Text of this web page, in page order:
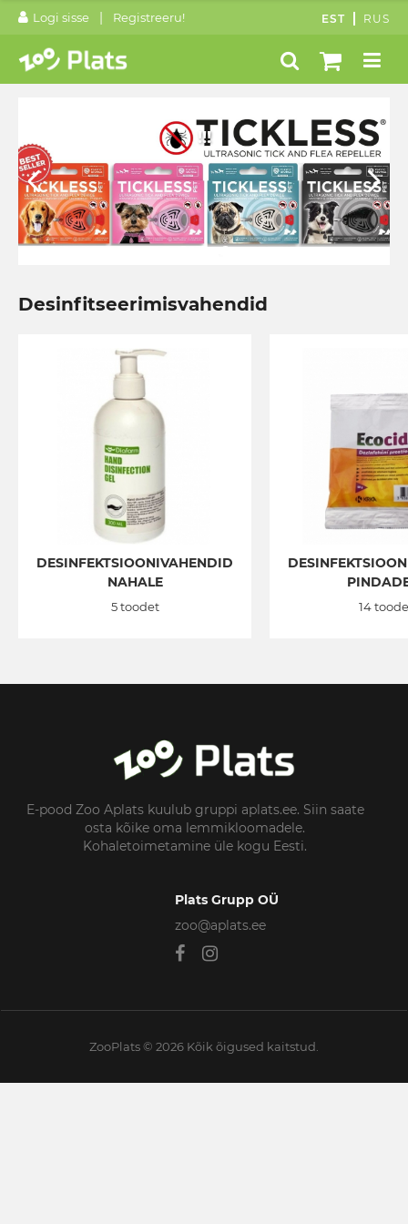
Logi sisse | Registreeru! EST RUS
!!!
Desinfitseerimisvahendid
DESINFEKTSIOONIVAHENDID
NAHALE
5 toodet 14
E-pood Zoo Aplats kuulub gruppi aplats.ee. Siin saate
osta kõike oma lemmikloomadele.
Kohaletoimetamine üle kogu Eesti.
Plats Grupp OÜ
zoo@aplats.ee
ZooPlats © 2026 Kõik õigused kaitstud.